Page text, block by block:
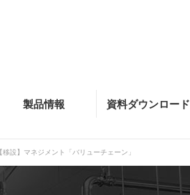
製品情報
報TOP
資料ダウンロード
ウンロードTOP
値TOP
ち記事TOP
報・採用TOP
相談室TOP
【移設】マネジメント「バリューチェーン」